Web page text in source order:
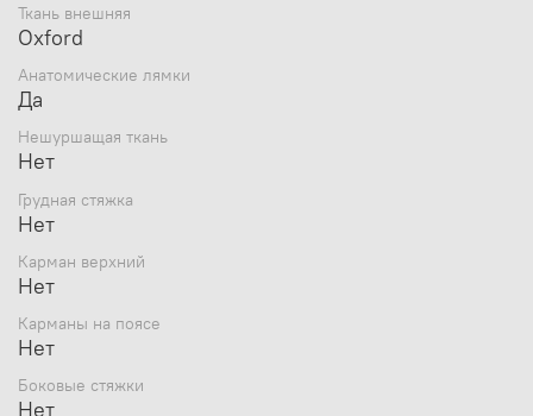
Ткань внешняя
Oxford
Анатомические лямки
Да
Нешуршащая ткань
Нет
Грудная стяжка
Нет
Карман верхний
Нет
Карманы на поясе
Нет
Боковые стяжки
Нет